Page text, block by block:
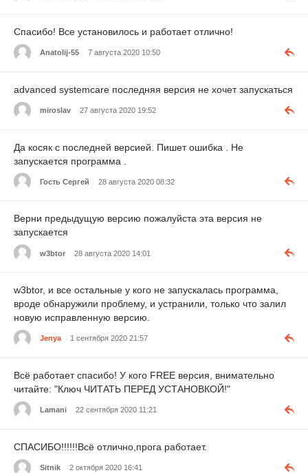
Спасибо! Все установилось и работает отлично!
Anatolij-55 7 августа 2020 10:50
advanced systemcare последняя версия не хочет запускаться
miroslav 27 августа 2020 19:52
Да косяк с последней версией. Пишет ошибка . Не
запускается программа .
Гость Сергей 28 августа 2020 08:32
Верни предыдущую версию пожалуйста эта версия не
запускается
w3btor 28 августа 2020 14:01
w3btor, и все остальные у кого не запускалась программа,
вроде обнаружили проблему, и устранили, только что залил
новую исправленную версию.
Jenya 1 сентября 2020 21:57
Всё работает спасибо! У кого FREE версия, внимательно
читайте: "Ключ ЧИТАТЬ ПЕРЕД УСТАНОВКОЙ!"
Lamani 22 сентября 2020 11:21
СПАСИБО!!!!!!Всё отлично,прога работает.
Sitnik 2 октября 2020 16:41